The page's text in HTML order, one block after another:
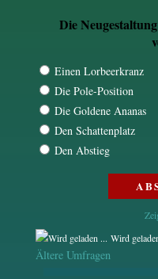
Die
Einen Lorbeerkranz
Die Pole-Position
Die Goldene Ananas
Den Schattenplatz
Den Abstieg
Wird
Ältere Umfragen